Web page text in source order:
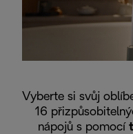
Vyberte si svůj
16
nápojů s pomocí